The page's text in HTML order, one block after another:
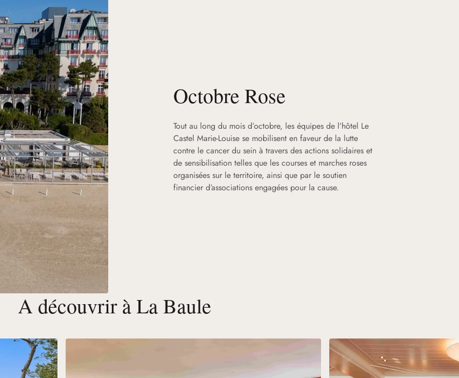
Octobre Rose
Tout au long du mois d’octobre, les équipes de l’hôtel Le
Castel Marie-Louise se mobilisent en faveur de la lutte
contre le cancer du sein à travers des actions solidaires et
de sensibilisation telles que les courses et marches roses
organisées sur le territoire, ainsi que par le soutien
financier d’associations engagées pour la cause.
A découvrir à La Baule